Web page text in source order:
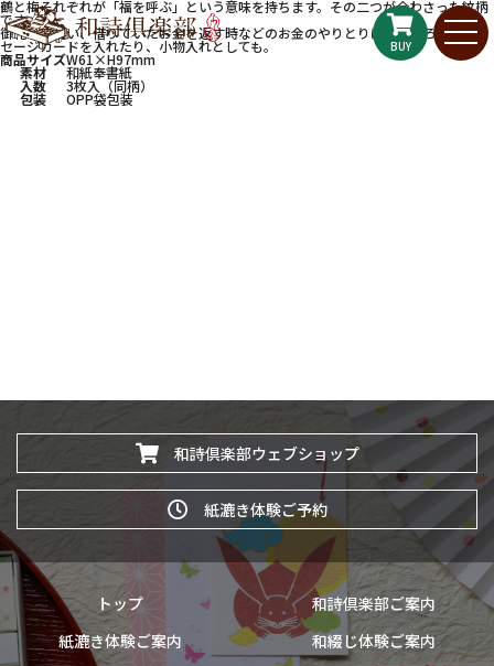
BUY
鶴と梅それぞれが「福を呼ぶ」という意味を持ちます。その二つが合わさった紋柄
です。
御礼や御祝い、借りていたお金を返す時などのお金のやりとりにはもちろん、メッ
セージカードを入れたり、小物入れとしても。
商品サイズW61×H97mm
素材 和紙奉書紙
入数 3枚入（同柄）
包装 OPP袋包装
和詩倶楽部ウェブショップ
紙漉き体験ご予約
トップ
和詩倶楽部ご案内
紙漉き体験ご案内
和綴じ体験ご案内